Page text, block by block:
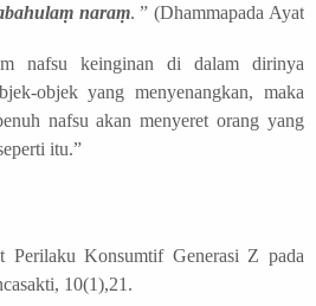
naraṃ. ” (Dhammapada Ayat
nafsu keinginan di dalam dirinya
objek yang menyenangkan, maka
nafsu akan menyeret orang yang
itu.”
Perilaku Konsumtif Generasi Z pada
10(1),21.